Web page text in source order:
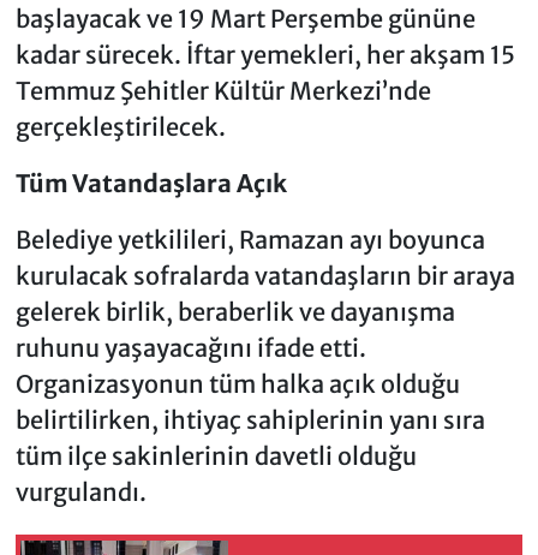
başlayacak ve 19 Mart Perşembe gününe
kadar sürecek. İftar yemekleri, her akşam 15
Temmuz Şehitler Kültür Merkezi’nde
gerçekleştirilecek.
Tüm Vatandaşlara Açık
Belediye yetkilileri, Ramazan ayı boyunca
kurulacak sofralarda vatandaşların bir araya
gelerek birlik, beraberlik ve dayanışma
ruhunu yaşayacağını ifade etti.
Organizasyonun tüm halka açık olduğu
belirtilirken, ihtiyaç sahiplerinin yanı sıra
tüm ilçe sakinlerinin davetli olduğu
vurgulandı.